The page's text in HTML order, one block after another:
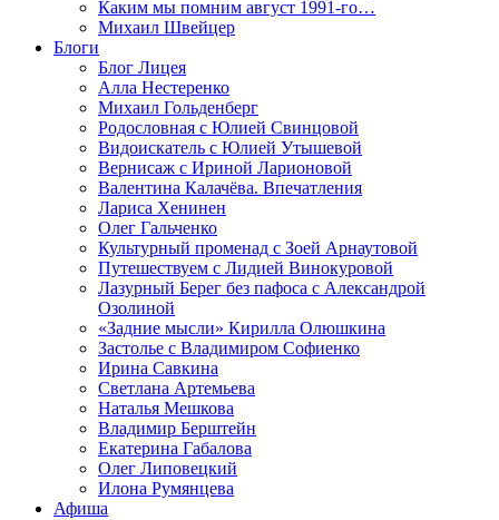
Каким мы помним август 1991-го…
Михаил Швейцер
Блоги
Блог Лицея
Алла Нестеренко
Михаил Гольденберг
Родословная с Юлией Свинцовой
Видоискатель с Юлией Утышевой
Вернисаж с Ириной Ларионовой
Валентина Калачёва. Впечатления
Лариса Хенинен
Олег Гальченко
Культурный променад с Зоей Арнаутовой
Путешествуем с Лидией Винокуровой
Лазурный Берег без пафоса с Александрой
Озолиной
«Задние мысли» Кирилла Олюшкина
Застолье с Владимиром Софиенко
Ирина Савкина
Светлана Артемьева
Наталья Мешкова
Владимир Берштейн
Екатерина Габалова
Олег Липовецкий
Илона Румянцева
Афиша